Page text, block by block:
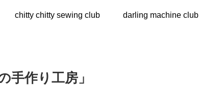
chitty chitty sewing club darling machine club
手作り工房」